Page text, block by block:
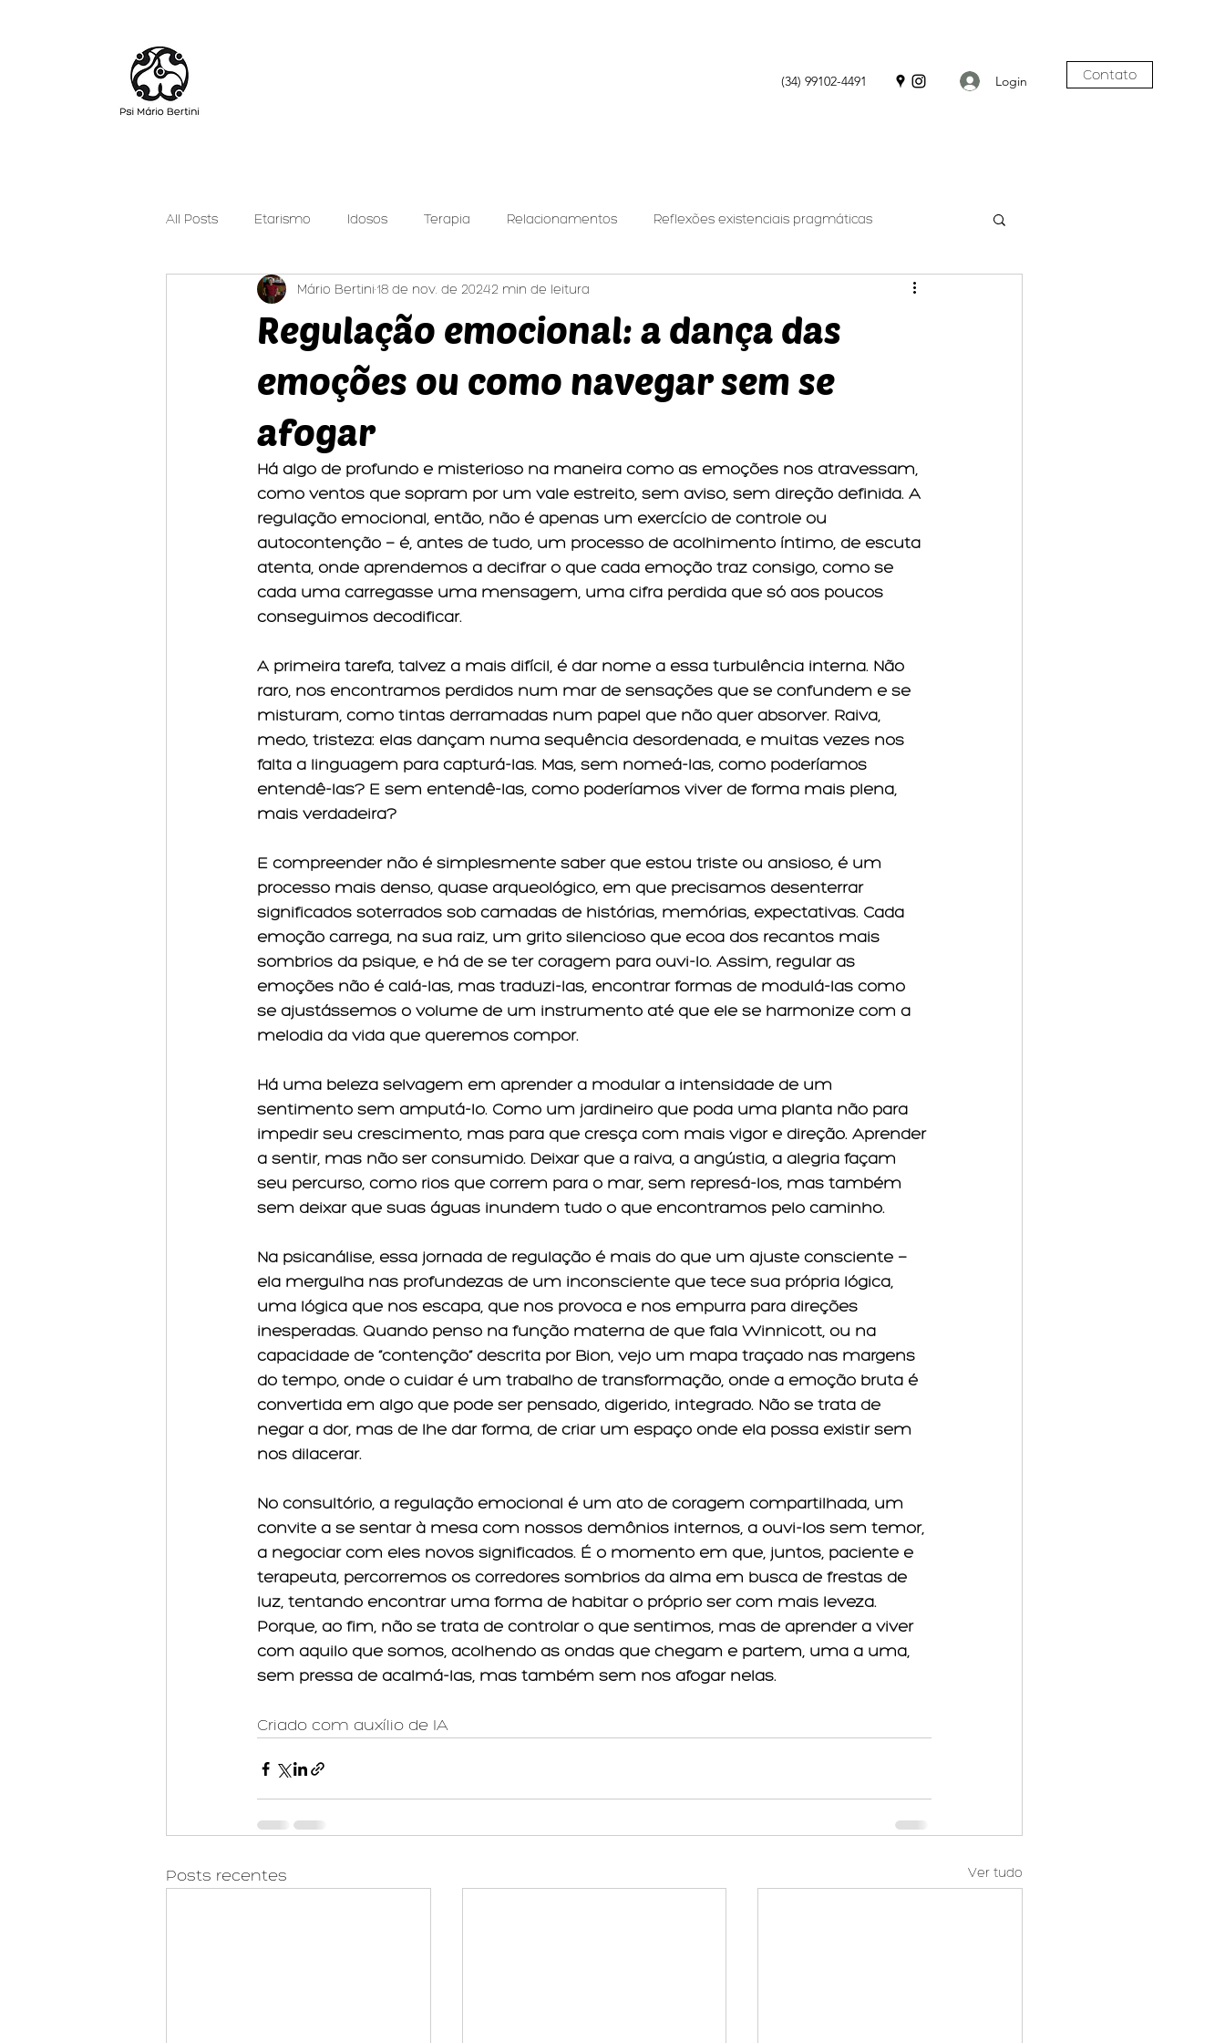
(34) 99102-4491 Login Contato
All Posts Etarismo Idosos Terapia Relacionamentos Reflexões existenciais pragmáticas
Cuidar Pode Ser Leve Psicanálise Relacional
Regulação emocional: a dança das
emoções ou como navegar sem se
afogar
Mário Bertini 18 de nov. de 20242 min de leitura
Há algo de profundo e misterioso na maneira como as emoções nos atravessam,
como ventos que sopram por um vale estreito, sem aviso, sem direção definida. A
regulação emocional, então, não é apenas um exercício de controle ou
autocontenção — é, antes de tudo, um processo de acolhimento íntimo, de escuta
atenta, onde aprendemos a decifrar o que cada emoção traz consigo, como se
cada uma carregasse uma mensagem, uma cifra perdida que só aos poucos
conseguimos decodificar.
A primeira tarefa, talvez a mais difícil, é dar nome a essa turbulência interna. Não
raro, nos encontramos perdidos num mar de sensações que se confundem e se
misturam, como tintas derramadas num papel que não quer absorver. Raiva,
medo, tristeza: elas dançam numa sequência desordenada, e muitas vezes nos
falta a linguagem para capturá-las. Mas, sem nomeá-las, como poderíamos
entendê-las? E sem entendê-las, como poderíamos viver de forma mais plena,
mais verdadeira?
E compreender não é simplesmente saber que estou triste ou ansioso, é um
processo mais denso, quase arqueológico, em que precisamos desenterrar
significados soterrados sob camadas de histórias, memórias, expectativas. Cada
emoção carrega, na sua raiz, um grito silencioso que ecoa dos recantos mais
sombrios da psique, e há de se ter coragem para ouvi-lo. Assim, regular as
emoções não é calá-las, mas traduzi-las, encontrar formas de modulá-las como
se ajustássemos o volume de um instrumento até que ele se harmonize com a
melodia da vida que queremos compor.
Há uma beleza selvagem em aprender a modular a intensidade de um
sentimento sem amputá-lo. Como um jardineiro que poda uma planta não para
impedir seu crescimento, mas para que cresça com mais vigor e direção. Aprender
a sentir, mas não ser consumido. Deixar que a raiva, a angústia, a alegria façam
seu percurso, como rios que correm para o mar, sem represá-los, mas também
sem deixar que suas águas inundem tudo o que encontramos pelo caminho.
Na psicanálise, essa jornada de regulação é mais do que um ajuste consciente —
ela mergulha nas profundezas de um inconsciente que tece sua própria lógica,
uma lógica que nos escapa, que nos provoca e nos empurra para direções
inesperadas. Quando penso na função materna de que fala Winnicott, ou na
capacidade de “contenção” descrita por Bion, vejo um mapa traçado nas margens
do tempo, onde o cuidar é um trabalho de transformação, onde a emoção bruta é
convertida em algo que pode ser pensado, digerido, integrado. Não se trata de
negar a dor, mas de lhe dar forma, de criar um espaço onde ela possa existir sem
nos dilacerar.
No consultório, a regulação emocional é um ato de coragem compartilhada, um
convite a se sentar à mesa com nossos demônios internos, a ouvi-los sem temor,
a negociar com eles novos significados. É o momento em que, juntos, paciente e
terapeuta, percorremos os corredores sombrios da alma em busca de frestas de
luz, tentando encontrar uma forma de habitar o próprio ser com mais leveza.
Porque, ao fim, não se trata de controlar o que sentimos, mas de aprender a viver
com aquilo que somos, acolhendo as ondas que chegam e partem, uma a uma,
sem pressa de acalmá-las, mas também sem nos afogar nelas.
Criado com auxílio de IA
Posts recentes Ver tudo